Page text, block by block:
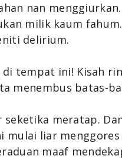
nan
milik kaum
delirium.
tempat ini! Kisah
menembus batas-
seketika meratap.
mulai liar
maaf